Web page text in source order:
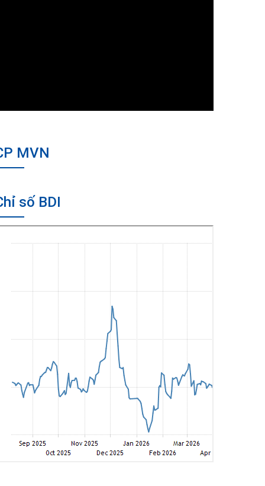
MVN
số BDI